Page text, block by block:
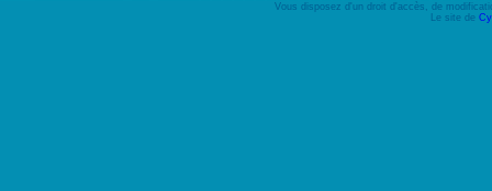
Vous disposez d'un droit d'accès, de
Le site de